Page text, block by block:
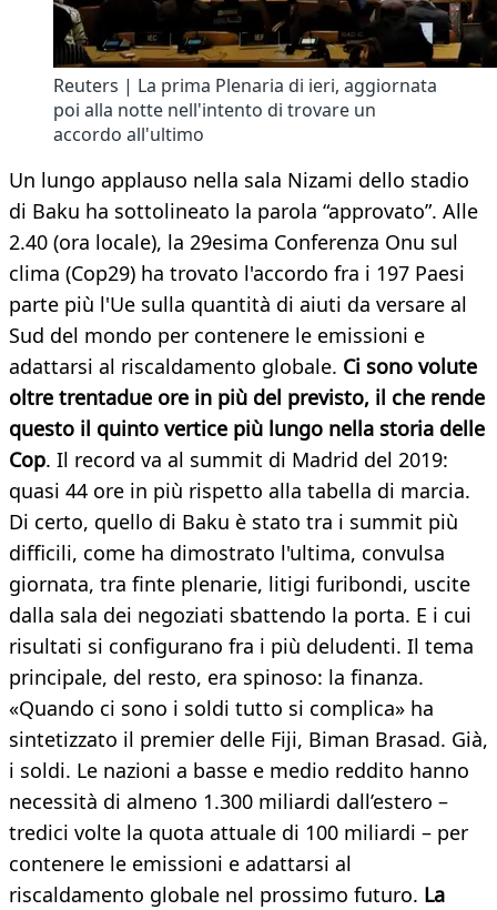
Reuters | La prima Plenaria di ieri, aggiornata
poi alla notte nell'intento di trovare un
accordo all'ultimo
Un lungo applauso nella sala Nizami dello stadio
di Baku ha sottolineato la parola “approvato”. Alle
2.40 (ora locale), la 29esima Conferenza Onu sul
clima (Cop29) ha trovato l'accordo fra i 197 Paesi
parte più l'Ue sulla quantità di aiuti da versare al
Sud del mondo per contenere le emissioni e
adattarsi al riscaldamento globale. Ci sono volute
oltre trentadue ore in più del previsto, il che rende
questo il quinto vertice più lungo nella storia delle
Cop. Il record va al summit di Madrid del 2019:
quasi 44 ore in più rispetto alla tabella di marcia.
Di certo, quello di Baku è stato tra i summit più
difficili, come ha dimostrato l'ultima, convulsa
giornata, tra finte plenarie, litigi furibondi, uscite
dalla sala dei negoziati sbattendo la porta. E i cui
risultati si configurano fra i più deludenti. Il tema
principale, del resto, era spinoso: la finanza.
«Quando ci sono i soldi tutto si complica» ha
sintetizzato il premier delle Fiji, Biman Brasad. Già,
i soldi. Le nazioni a basse e medio reddito hanno
necessità di almeno 1.300 miliardi dall’estero –
tredici volte la quota attuale di 100 miliardi – per
contenere le emissioni e adattarsi al
riscaldamento globale nel prossimo futuro. La